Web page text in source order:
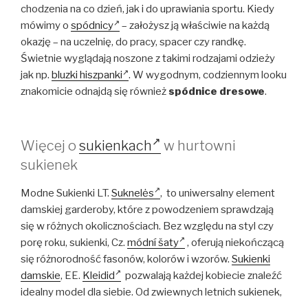
chodzenia na co dzień, jak i do uprawiania sportu. Kiedy
mówimy o spódnicy
– założysz ją właściwie na każdą
okazję – na uczelnię, do pracy, spacer czy randkę.
Świetnie wyglądają noszone z takimi rodzajami odzieży
jak np. bluzki hiszpanki . W wygodnym, codziennym looku
znakomicie odnajdą się równieżspódnice dresowe.
Więcej o sukienkach
w hurtowni
sukienek
Modne Sukienki LT. Suknelės , to uniwersalny element
damskiej garderoby, które z powodzeniem sprawdzają
się w różnych okolicznościach. Bez względu na styl czy
porę roku, sukienki, Cz. módní šaty
, oferują niekończącą
się różnorodność fasonów, kolorów i wzorów. Sukienki
damskie, EE. Kleidid
pozwalają każdej kobiecie znaleźć
idealny model dla siebie. Od zwiewnych letnich sukienek,